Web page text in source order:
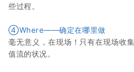
些过程。
④Where——确定在哪里做
毫无意义，在现场！ 只有在现场收
值流的状况。